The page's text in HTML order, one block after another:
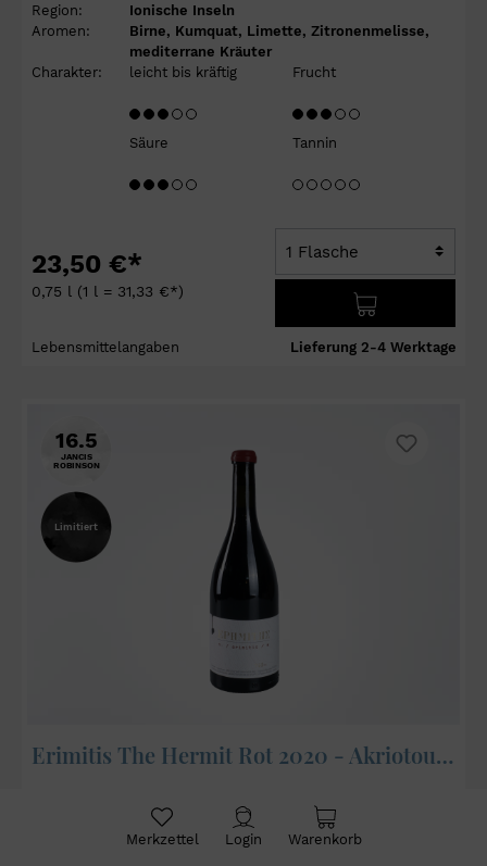
Merkzettel Login Warenkorb
Region:
Ionische Inseln
Aromen:
Birne, Kumquat, Limette, Zitronenmelisse,
mediterrane Kräuter
Charakter:
leicht bis kräftig Frucht
Säure Tannin
23,50 €*
0,75 l (1 l = 31,33 €*)
Lebensmittelangaben Lieferung 2-4 Werktage
16.5
JANCIS
ROBINSON
Limitiert
Erimitis The Hermit Rot 2020 - Akriotou Microwinery
Akriotou Microwinery